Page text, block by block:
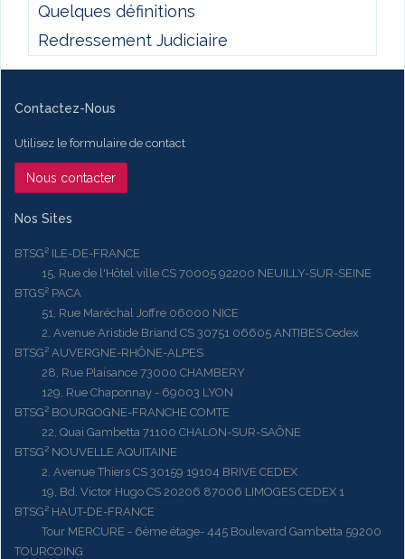
Quelques définitions
Redressement Judiciaire
Contactez-Nous
Utilisez le formulaire de contact
Nous contacter
Nos Sites
BTSG² ILE-DE-FRANCE
15, Rue de l'Hôtel ville CS 70005 92200 NEUILLY-SUR-SEINE
BTGS² PACA
51, Rue Maréchal Joffre 06000 NICE
2, Avenue Aristide Briand CS 30751 06605 ANTIBES Cedex
BTSG² AUVERGNE-RHÔNE-ALPES
28, Rue Plaisance 73000 CHAMBERY
129, Rue Chaponnay - 69003 LYON
BTSG² BOURGOGNE-FRANCHE COMTE
22, Quai Gambetta 71100 CHALON-SUR-SAÔNE
BTSG² NOUVELLE AQUITAINE
2, Avenue Thiers CS 30159 19104 BRIVE CEDEX
19, Bd. Victor Hugo CS 20206 87006 LIMOGES CEDEX 1
BTSG² HAUT-DE-FRANCE
Tour MERCURE - 6ème étage- 445 Boulevard Gambetta 59200
TOURCOING